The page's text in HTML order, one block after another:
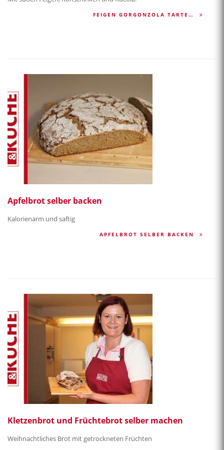
FEIGEN GORGONZOLA TARTE…
Apfelbrot selber backen
Kalorienarm und saftig
APFELBROT SELBER BACKEN
Kletzenbrot und Früchtebrot selber machen
Weihnachtliches Brot mit getrockneten Früchten